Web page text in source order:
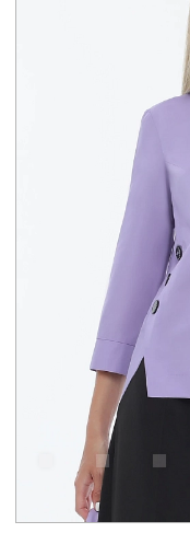
РАСПРОДАЖА
КОНТАКТЫ
ЖУРНАЛ
О НАС
СКИДКИ
ЧАСТО